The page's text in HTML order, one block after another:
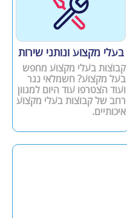
בעלי מקצוע ונותני שירות
קבוצות בעלי מקצוע מחפש
בעל מקצוע? חשמלאי נגר
ועוד הצטרפו עוד היום למגוון
רחב של קבוצות בעלי מקצוע
איכותיים.